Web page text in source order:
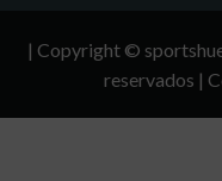
| Copyright ©
reservados |